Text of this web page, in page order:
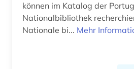
können im Katalog der
Nationalbibliothek
Nationale bi... Mehr